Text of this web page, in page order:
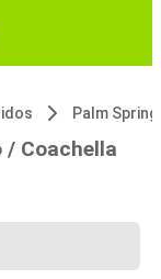
/ Coachella